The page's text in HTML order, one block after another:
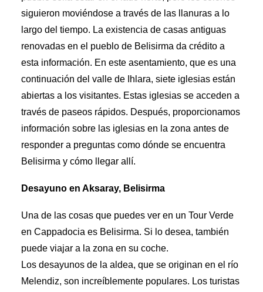
siguieron moviéndose a través de las llanuras a lo
largo del tiempo. La existencia de casas antiguas
renovadas en el pueblo de Belisirma da crédito a
esta información. En este asentamiento, que es una
continuación del valle de Ihlara, siete iglesias están
abiertas a los visitantes. Estas iglesias se acceden a
través de paseos rápidos. Después, proporcionamos
información sobre las iglesias en la zona antes de
responder a preguntas como dónde se encuentra
Belisirma y cómo llegar allí.
Desayuno en Aksaray, Belisirma
Una de las cosas que puedes ver en un Tour Verde
en Cappadocia es Belisirma. Si lo desea, también
puede viajar a la zona en su coche.
Los desayunos de la aldea, que se originan en el río
Melendiz, son increíblemente populares. Los turistas